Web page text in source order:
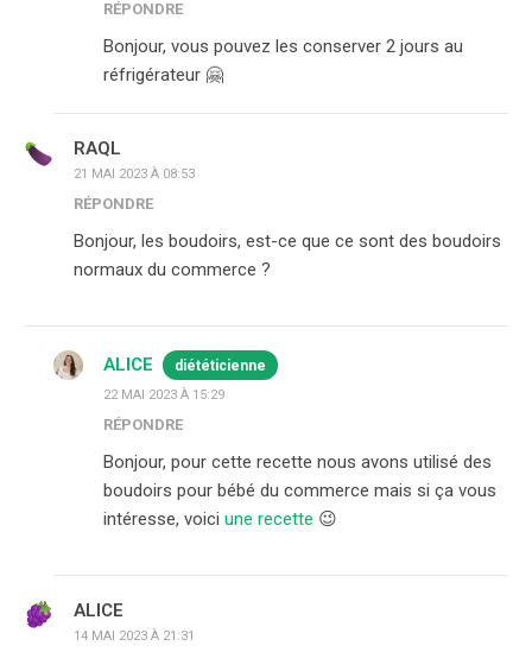
RÉPONDRE
Bonjour, vous pouvez les conserver 2 jours au
réfrigérateur 🤗
RAQL
21 MAI 2023 À 08:53
RÉPONDRE
Bonjour, les boudoirs, est-ce que ce sont des boudoirs
normaux du commerce ?
ALICE diététicienne
22 MAI 2023 À 15:29
RÉPONDRE
Bonjour, pour cette recette nous avons utilisé des
boudoirs pour bébé du commerce mais si ça vous
intéresse, voici une recette 😉
ALICE
14 MAI 2023 À 21:31